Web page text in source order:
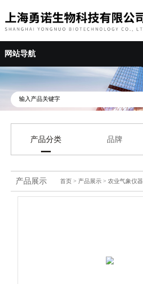
网站导航
产品分类 品牌
产品展示 首页 > 产品展示 >农业气象仪器